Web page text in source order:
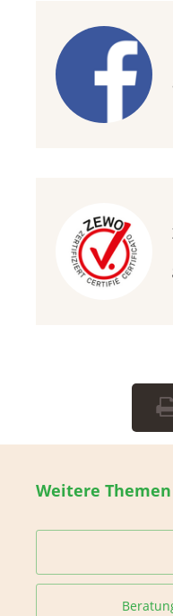
Weitere Themen